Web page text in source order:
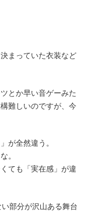
まっていた衣装など
とか早い音ゲーみた
難しいのですが、今
が全然違う。
。
ても「実在感」が違
部分が沢山ある舞台